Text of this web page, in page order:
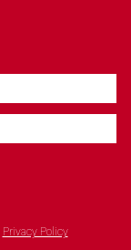
Privacy Policy